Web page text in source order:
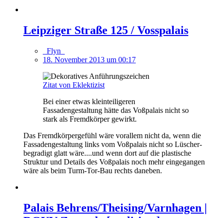
Leipziger Straße 125 / Vosspalais
_Flyn_
18. November 2013 um 00:17
Zitat von Eklektizist
Bei einer etwas kleinteiligeren
Fassadengestaltung hätte das Voßpalais nicht so
stark als Fremdkörper gewirkt.
Das Fremdkörpergefühl wäre vorallem nicht da, wenn die
Fassadengestaltung links vom Voßpalais nicht so Lüscher-
begradigt glatt wäre....und wenn dort auf die plastische
Struktur und Details des Voßpalais noch mehr eingegangen
wäre als beim Turm-Tor-Bau rechts daneben.
Palais Behrens/Theising/Varnhagen |